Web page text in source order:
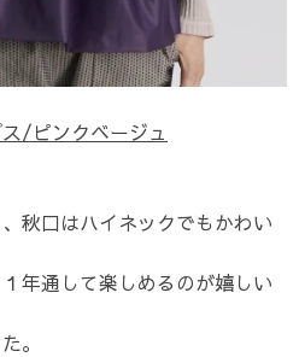
/ピンクベージュ
秋口はハイネックでもかわい
年通して楽しめるのが嬉しい
。